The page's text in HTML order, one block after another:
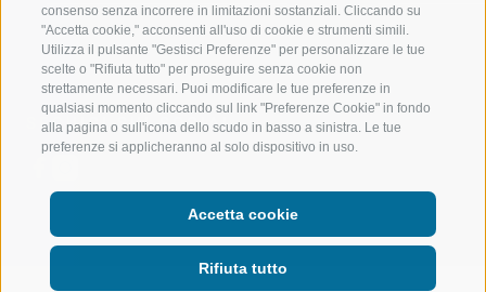
consenso senza incorrere in limitazioni sostanziali. Cliccando su
"Accetta cookie," acconsenti all'uso di cookie e strumenti simili.
Utilizza il pulsante "Gestisci Preferenze" per personalizzare le tue
scelte o "Rifiuta tutto" per proseguire senza cookie non
strettamente necessari. Puoi modificare le tue preferenze in
qualsiasi momento cliccando sul link "Preferenze Cookie" in fondo
alla pagina o sull'icona dello scudo in basso a sinistra. Le tue
preferenze si applicheranno al solo dispositivo in uso.
Accetta cookie
Rifiuta tutto
SEGUICI SUI SOCIAL